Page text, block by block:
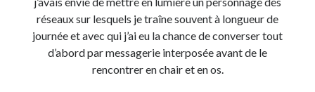
Renaud DucherdansComment j’ai opéré ma vélorution toute
personnelle
Commentaires récents
réseaux sur lesquels je traîne souvent à longueur de
journée et avec qui j’ai eu la chance de converser tout
d’abord par messagerie interposée avant de le
rencontrer en chair et en os.